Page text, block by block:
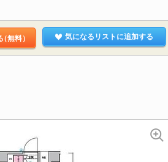
（無料） 気になるリストに追加する